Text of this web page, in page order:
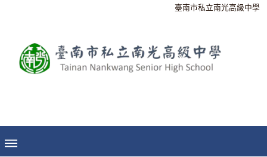
臺南市私立南光高級中學